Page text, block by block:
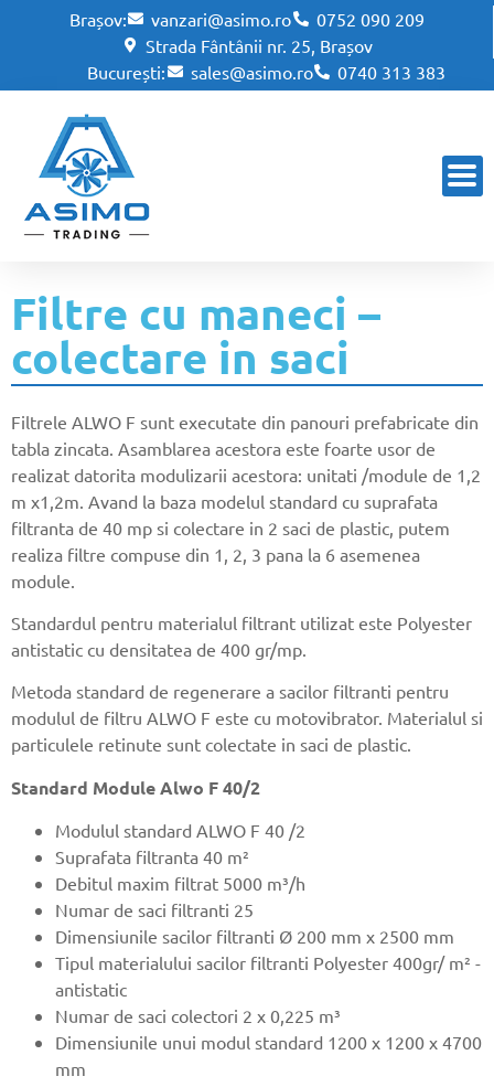
Brașov: vanzari@asimo.ro
0752 090 209
Strada Fântânii nr. 25, Brașov
București:
sales@asimo.ro 0740 313 383
Filtre cu maneci –
colectare in saci
Filtrele ALWO F sunt executate din panouri prefabricate din
tabla zincata. Asamblarea acestora este foarte usor de
realizat datorita modulizarii acestora: unitati /module de 1,2
m x1,2m. Avand la baza modelul standard cu suprafata
filtranta de 40 mp si colectare in 2 saci de plastic, putem
realiza filtre compuse din 1, 2, 3 pana la 6 asemenea
module.
Standardul pentru materialul filtrant utilizat este Polyester
antistatic cu densitatea de 400 gr/mp.
Metoda standard de regenerare a sacilor filtranti pentru
modulul de filtru ALWO F este cu motovibrator. Materialul si
particulele retinute sunt colectate in saci de plastic.
Standard Module Alwo F 40/2
Modulul standard ALWO F 40 /2
Suprafata filtranta 40 m²
Debitul maxim filtrat 5000 m³/h
Numar de saci filtranti 25
Dimensiunile sacilor filtranti Ø 200 mm x 2500 mm
Tipul materialului sacilor filtranti Polyester 400gr/ m² -
antistatic
Numar de saci colectori 2 x 0,225 m³
Dimensiunile unui modul standard 1200 x 1200 x 4700
mm